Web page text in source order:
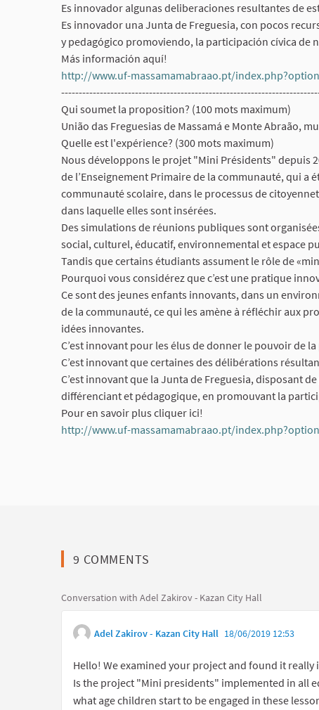
Es innovador algunas deliberaciones resultantes de
Es innovador una Junta de Freguesia, con pocos
y pedagógico promoviendo, la participación cívica de
Más información aquí!
http://www.uf-massamamabraao.pt/
Qui soumet la proposition? (100 mots maximum)
União das Freguesias de Massamá e Monte Abraão,
Quelle est l'expérience? (300 mots maximum)
Nous développons le projet "Mini Présidents" depuis
de l’Enseignement Primaire de la communauté, qui a
communauté scolaire, dans le processus de
dans laquelle elles sont insérées.
Des simulations de réunions publiques sont
social, culturel, éducatif, environnemental et espace
Tandis que certains étudiants assument le rôle de
Pourquoi vous considérez que c’est une pratique
Ce sont des jeunes enfants innovants, dans un
de la communauté, ce qui les amène à réfléchir aux
idées innovantes.
C’est innovant pour les élus de donner le pouvoir de
C’est innovant que certaines des délibérations
C’est innovant que la Junta de Freguesia, disposant
différenciant et pédagogique, en promouvant la
Pour en savoir plus cliquer ici!
http://www.uf-massamamabraao.pt/
9 COMMENTS
Conversation with Adel Zakirov - Kazan City Hall
Adel Zakirov - Kazan City Hall 18/06/2019 12:53
Hello! We examined your project and found it
Is the project "Mini presidents" implemented in all
what age children start to be engaged in these